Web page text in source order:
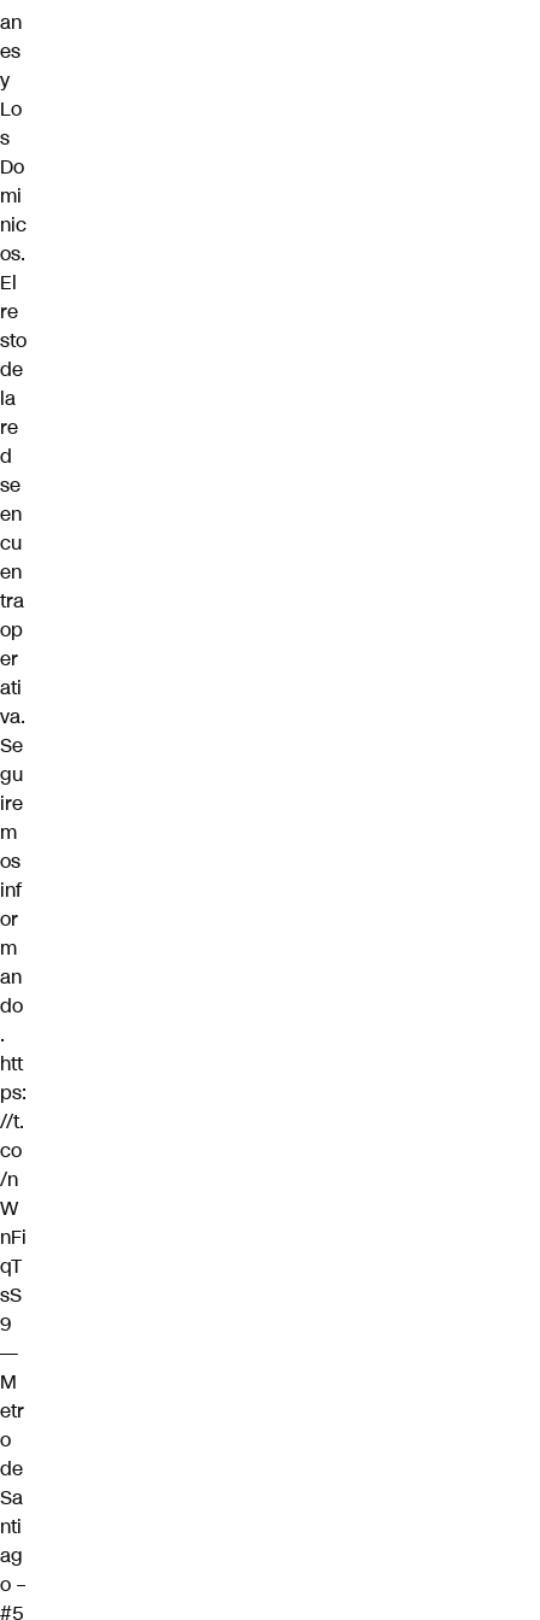
an
es
y
Lo
s
Do
mi
nic
os.
El
re
sto
de
la
re
d
se
en
cu
en
tra
op
er
ati
va.
Se
gu
ire
m
os
inf
or
m
an
do
.
htt
ps:
//t.
co
/n
W
nFi
qT
sS
9
—
M
etr
o
de
Sa
nti
ag
o –
#5